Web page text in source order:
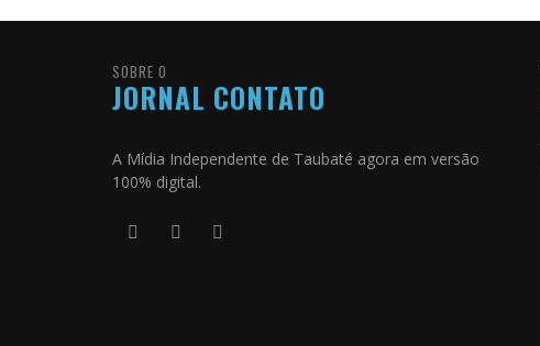
SOBRE O
JORNAL CONTATO
A Mídia Independente de Taubaté agora em versão
100% digital.